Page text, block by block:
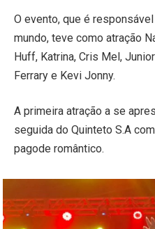
O evento, que é
mundo, teve como atração
Huff, Katrina, Cris Mel,
Ferrary e Kevi Jonny.
A primeira atração a se
seguida do Quinteto S.A
pagode romântico.